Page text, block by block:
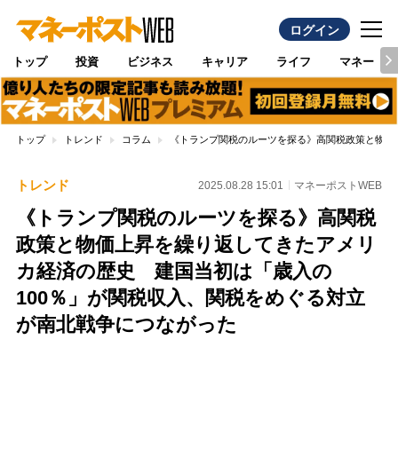
ログイン
トップ 投資 ビジネス キャリア ライフ マネー
トップ トレンド コラム 《トランプ関税のルーツを探る》高関税政策と物
トレンド 2025.08.28 15:01 マネーポストWEB
《トランプ関税のルーツを探る》高関税
政策と物価上昇を繰り返してきたアメリ
カ経済の歴史 建国当初は「歳入の
100％」が関税収入、関税をめぐる対立
が南北戦争につながった